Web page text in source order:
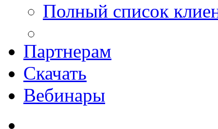
Полный список
Партнерам
Скачать
Вебинары